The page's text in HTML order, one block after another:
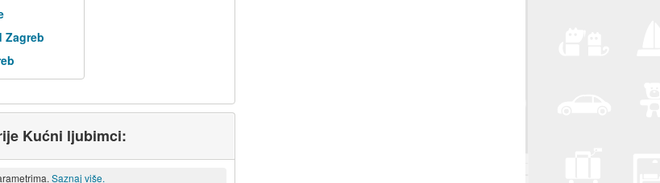
Zagreb
Kućni ljubimci:
Saznaj više.